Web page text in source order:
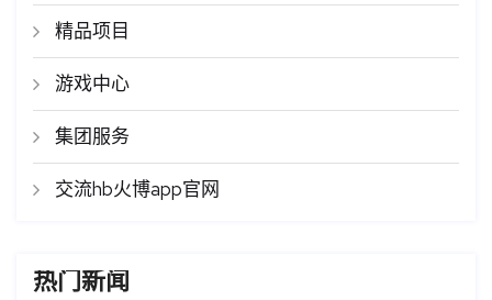
精品项目
游戏中心
集团服务
交流hb火博app官网
热门新闻